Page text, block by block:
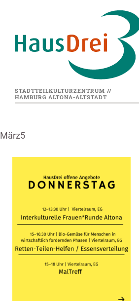
STADTTEILKULTURZENTRUM //
HAMBURG ALTONA-ALTSTADT
März5